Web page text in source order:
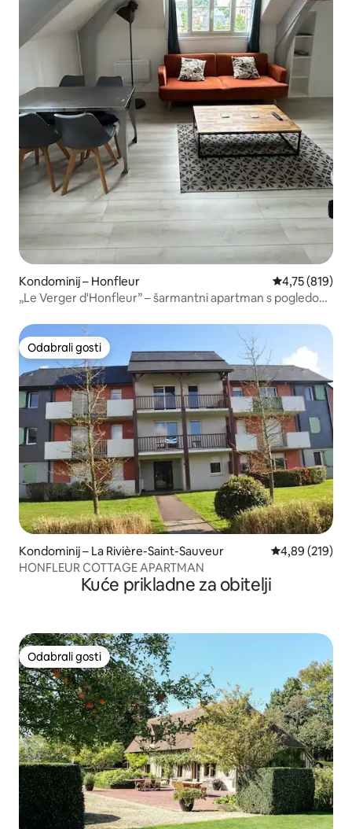
Kondominij – Honfleur Prosječna
4,75 (819)
„Le Verger d'Honfleur” – šarmantni apartman s pogledom
Odabrali gosti
Odabrali gosti
Kondominij – La Rivière-Saint-Sauveur Prosječna
4,89 (219)
HONFLEUR COTTAGE APARTMAN
Kuće prikladne za obitelji
Odabrali gosti
Odabrali gosti